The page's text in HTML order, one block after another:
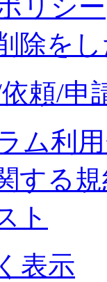
リシー
除を
頼/申
ム利
する
ト
表示